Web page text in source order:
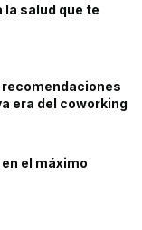
salud que te
recomendaciones
era del coworking
el máximo